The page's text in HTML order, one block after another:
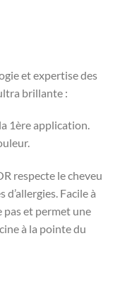
et expertise des
brillante :
1ère application.
respecte le cheveu
Facile à
pas et permet une
à la pointe du